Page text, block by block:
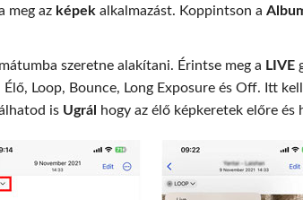
meg az képek alkalmazást. Koppintson a
szeretne alakítani. Érintse meg a LIVE
Loop, Bounce, Long Exposure és Off. Itt
is Ugrál hogy az élő képkeretek előre és